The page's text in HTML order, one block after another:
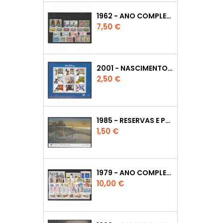
1962 - ANO COMPLETO
Preço
7,50 €
2001 - NASCIMENTO DE WALT DISNEY
Preço
2,50 €
1985 - RESERVAS E PARQUES
Preço
1,50 €
1979 - ANO COMPLETO
Preço
10,00 €